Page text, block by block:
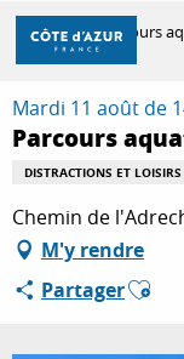
Aller
contenu
principal
À FAIRE
Accueil Parcours
Mardi 11 août de
Parcours
DISTRACTIONS ET LOISIRS
Chemin de
M'y rendre
Partager